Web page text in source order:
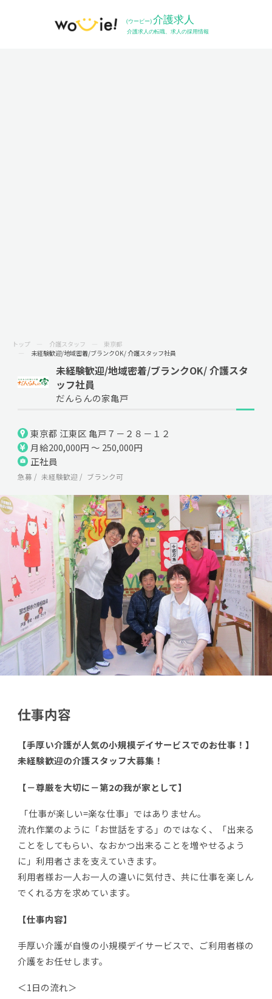
トップ 介護スタッフ
東京都
未経験歓迎/地域密着/ブランクOK/ 介護スタッフ社員
未経験歓迎/地域密着/ブランクOK/ 介護スタ
ッフ社員
だんらんの家亀戸
東京都 江東区 亀戸７－２８－１２
月給200,000円 ～ 250,000円
正社員
急募 未経験歓迎 ブランク可
仕事内容
【手厚い介護が人気の小規模デイサービスでのお仕事！】
未経験歓迎の介護スタッフ大募集！
【－尊厳を大切に－第2の我が家として】
「仕事が楽しい=楽な仕事」ではありません。
流れ作業のように「お世話をする」のではなく、「出来る
ことをしてもらい、なおかつ出来ることを増やせるよう
に」利用者さまを支えていきます。
利用者様お一人お一人の違いに気付き、共に仕事を楽しん
でくれる方を求めています。
【仕事内容】
手厚い介護が自慢の小規模デイサービスで、ご利用者様の
介護をお任せします。
＜1日の流れ＞